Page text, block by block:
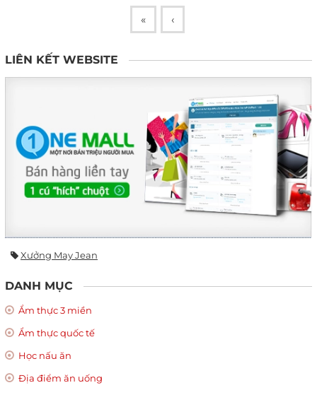
« ‹
LIÊN KẾT WEBSITE
Xưởng May Jean
DANH MỤC
Ẩm thực 3 miền
Ẩm thực quốc tế
Học nấu ăn
Địa điểm ăn uống